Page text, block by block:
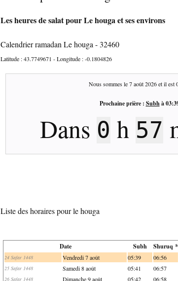
Les heures de salat pour Le houga et ses environs
Calendrier ramadan Le houga - 32460
Latitude :43.7749671 - Longitude :-0.1804826
Nous sommes le7 août 2026et il est
Prochaine prière : Subhà
Dans 0 h 57
Liste des horaires pour le houga
Date Subh Shuruq *
24 Safar 1448 Vendredi 7 août 05:39 06:56
25 Safar 1448 Samedi 8 août 05:41 06:57
26 Safar 1448 Dimanche 9 août 05:42 06:58